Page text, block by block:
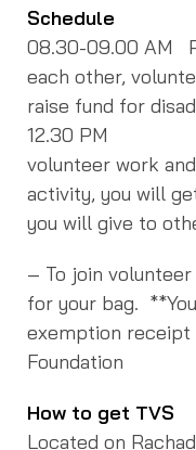
Schedule
08.30-09.00 AM
each other,
raise fund for
12.30 PM
volunteer work
activity, you will
you will give to
– To join
for your bag.
exemption receipt
Foundation
How to get TVS
Located on